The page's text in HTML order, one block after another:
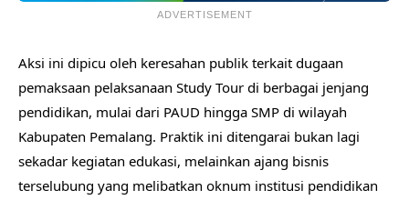
ADVERTISEMENT
​Aksi ini dipicu oleh keresahan publik terkait dugaan
pemaksaan pelaksanaan Study Tour di berbagai jenjang
pendidikan, mulai dari PAUD hingga SMP di wilayah
Kabupaten Pemalang. Praktik ini ditengarai bukan lagi
sekadar kegiatan edukasi, melainkan ajang bisnis
terselubung yang melibatkan oknum institusi pendidikan